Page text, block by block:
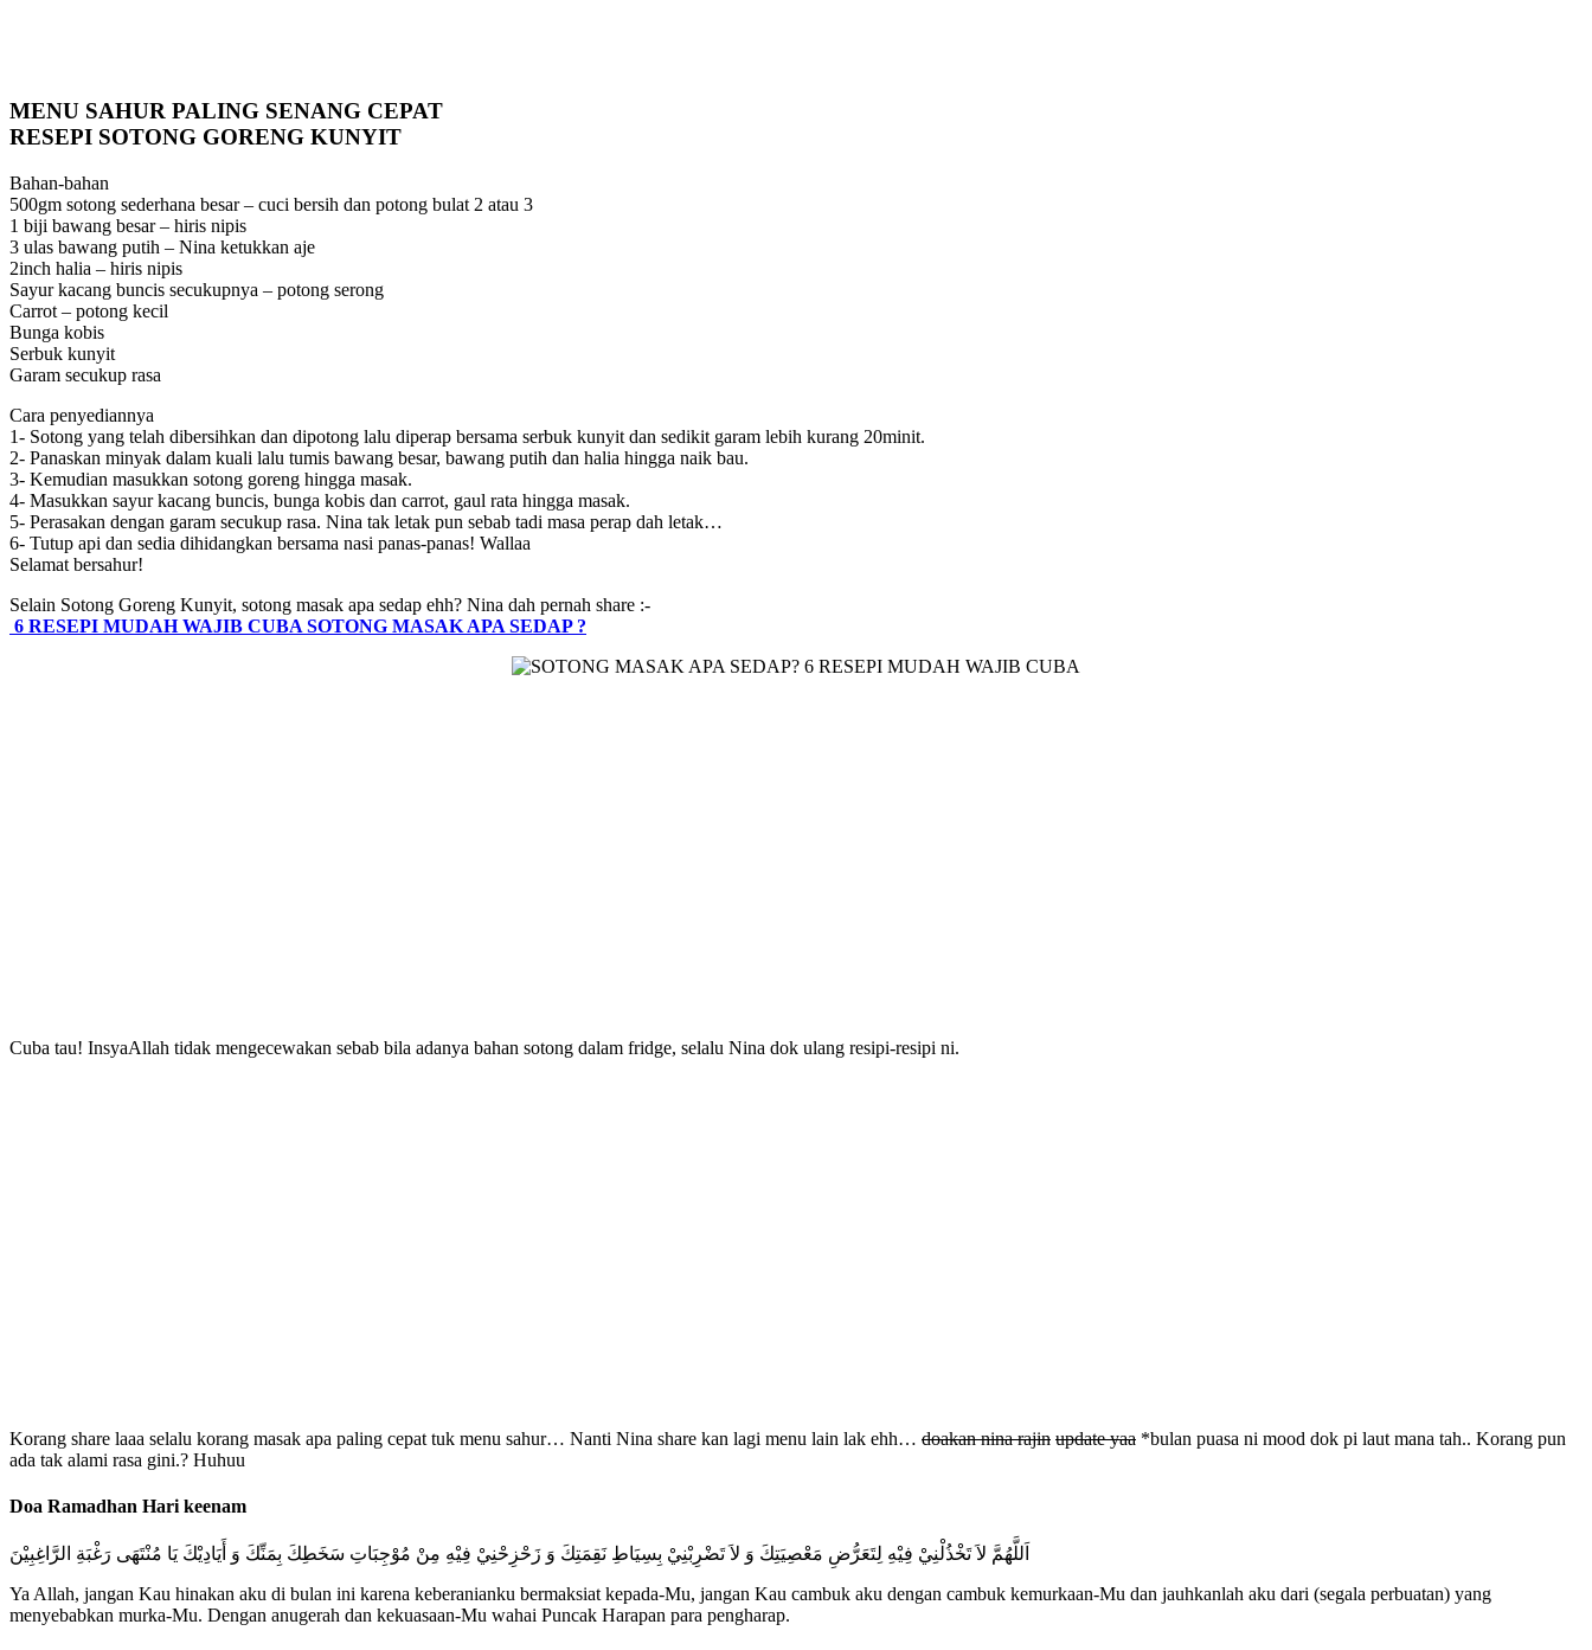
MENU SAHUR PALING SENANG CEPAT
RESEPI SOTONG GORENG KUNYIT
Bahan-bahan
500gm sotong sederhana besar – cuci bersih dan potong bulat 2 atau 3
1 biji bawang besar – hiris nipis
3 ulas bawang putih – Nina ketukkan aje
2inch halia – hiris nipis
Sayur kacang buncis secukupnya – potong serong
Carrot – potong kecil
Bunga kobis
Serbuk kunyit
Garam secukup rasa
Cara penyediannya
1- Sotong yang telah dibersihkan dan dipotong lalu diperap bersama serbuk kunyit dan sedikit garam lebih kurang 20minit.
2- Panaskan minyak dalam kuali lalu tumis bawang besar, bawang putih dan halia hingga naik bau.
3- Kemudian masukkan sotong goreng hingga masak.
4- Masukkan sayur kacang buncis, bunga kobis dan carrot, gaul rata hingga masak.
5- Perasakan dengan garam secukup rasa. Nina tak letak pun sebab tadi masa perap dah letak…
6- Tutup api dan sedia dihidangkan bersama nasi panas-panas! Wallaa
Selamat bersahur!
Selain Sotong Goreng Kunyit, sotong masak apa sedap ehh? Nina dah pernah share :-
6 RESEPI MUDAH WAJIB CUBA SOTONG MASAK APA SEDAP ?
Cuba tau! InsyaAllah tidak mengecewakan sebab bila adanya bahan sotong dalam fridge, selalu Nina dok ulang resipi-resipi ni.
Korang share laaa selalu korang masak apa paling cepat tuk menu sahur… Nanti Nina share kan lagi menu lain lak ehh… doakan nina rajin update yaa *bulan puasa ni mood dok pi laut mana tah.. Korang pun
ada tak alami rasa gini.? Huhuu
Doa Ramadhan Hari keenam
اَللَّهُمَّ لاَ تَخْذُلْنِيْ فِيْهِ لِتَعَرُّضِ مَعْصِيَتِكَ وَ لاَ تَضْرِبْنِيْ بِسِيَاطِ نَقِمَتِكَ وَ زَحْزِحْنِيْ فِيْهِ مِنْ مُوْجِبَاتِ سَخَطِكَ بِمَنِّكَ وَ أَيَادِيْكَ يَا مُنْتَهَى رَغْبَةِ الرَّاغِبِيْنَ
Ya Allah, jangan Kau hinakan aku di bulan ini karena keberanianku bermaksiat kepada-Mu, jangan Kau cambuk aku dengan cambuk kemurkaan-Mu dan jauhkanlah aku dari (segala perbuatan) yang
menyebabkan murka-Mu. Dengan anugerah dan kekuasaan-Mu wahai Puncak Harapan para pengharap.